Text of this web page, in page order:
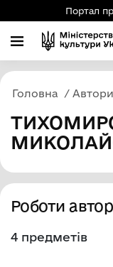
Портал
Головна Автори
Роботи
4 предметів